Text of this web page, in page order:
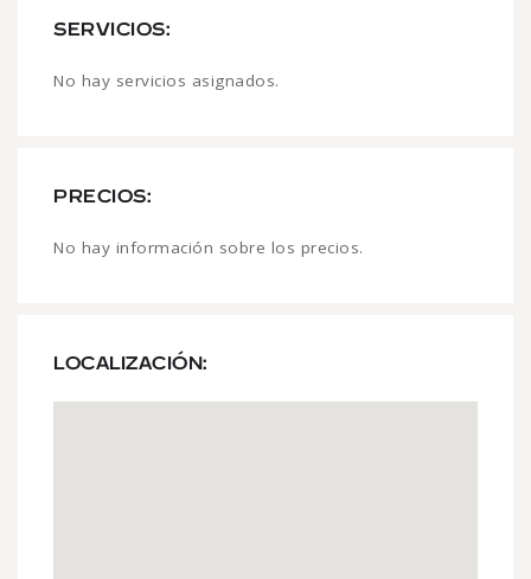
SERVICIOS:
No hay servicios asignados.
PRECIOS:
No hay información sobre los precios.
LOCALIZACIÓN: